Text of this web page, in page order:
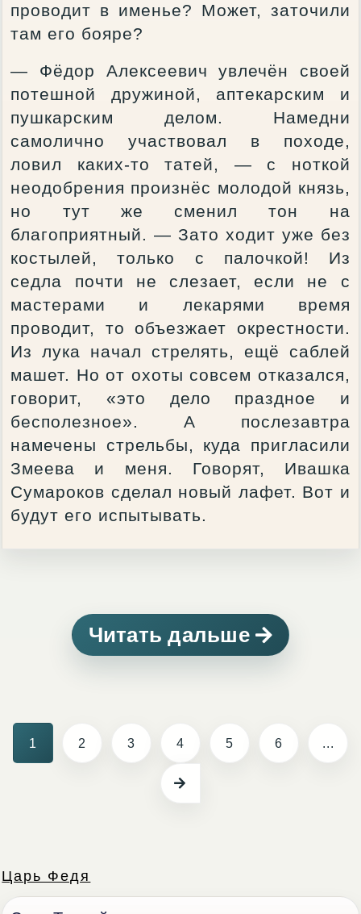
проводит в именье? Может, заточили
там его бояре?
— Фёдор Алексеевич увлечён своей
потешной дружиной, аптекарским и
пушкарским делом. Намедни
самолично участвовал в походе,
ловил каких-то татей, — с ноткой
неодобрения произнёс молодой князь,
но тут же сменил тон на
благоприятный. — Зато ходит уже без
костылей, только с палочкой! Из
седла почти не слезает, если не с
мастерами и лекарями время
проводит, то объезжает окрестности.
Из лука начал стрелять, ещё саблей
машет. Но от охоты совсем отказался,
говорит, «это дело праздное и
бесполезное». А послезавтра
намечены стрельбы, куда пригласили
Змеева и меня. Говорят, Ивашка
Сумароков сделал новый лафет. Вот и
будут его испытывать.
Читать дальше
1 2 3 4 5 6 ...
Царь Федя